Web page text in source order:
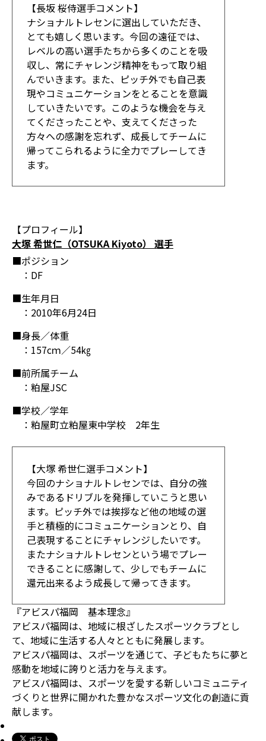
【長坂 桜侍選手コメント】
ナショナルトレセンに選出していただき、
とても嬉しく思います。今回の遠征では、
レベルの高い選手たちから多くのことを吸
収し、常にチャレンジ精神をもって取り組
んでいきます。また、ピッチ外でも自己表
現やコミュニケーションをとることを意識
していきたいです。このような機会を与え
てくださったことや、支えてくださった
方々への感謝を忘れず、成長してチームに
帰ってこられるように全力でプレーしてき
ます。
【プロフィール】
大塚 希世仁（OTSUKA Kiyoto） 選手
■ポジション
：DF
■生年月日
：2010年6月24日
■身長／体重
：157cｍ／54㎏
■前所属チーム
：粕屋JSC
■学校／学年
：粕屋町立粕屋東中学校 2年生
【大塚 希世仁選手コメント】
今回のナショナルトレセンでは、自分の強
みであるドリブルを発揮していこうと思い
ます。ピッチ外では挨拶など他の地域の選
手と積極的にコミュニケーションとり、自
己表現することにチャレンジしたいです。
またナショナルトレセンという場でプレー
できることに感謝して、少しでもチームに
還元出来るよう成長して帰ってきます。
『アビスパ福岡 基本理念』
アビスパ福岡は、地域に根ざしたスポーツクラブとし
て、地域に生活する人々とともに発展します。
アビスパ福岡は、スポーツを通じて、子どもたちに夢と
感動を地域に誇りと活力を与えます。
アビスパ福岡は、スポーツを愛する新しいコミュニティ
づくりと世界に開かれた豊かなスポーツ文化の創造に貢
献します。